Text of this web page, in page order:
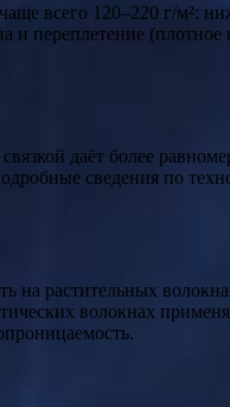
всего 120–220 г/м²:
(плотное
даёт более
сведения по
растительных
волокнах